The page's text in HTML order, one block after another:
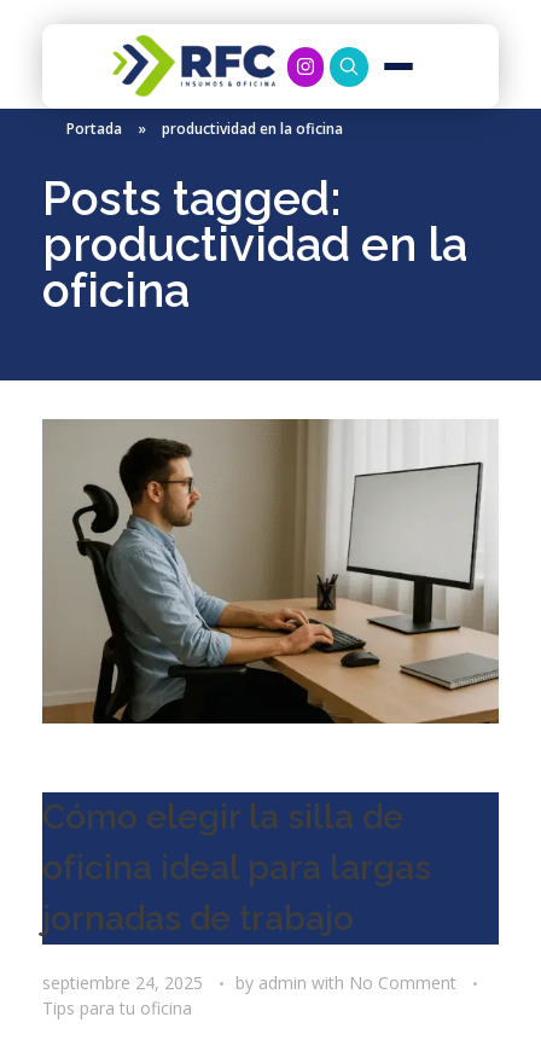
RFC Soluciones
Con 35 años de experiencia, RFC se especializa en muebles de oficina, soluciones tecnológicas y servicio técnico en Río Gallegos. Equipamos espacios de trabajo modernos y eficientes.
Portada » productividad en la oficina
Posts tagged:
productividad en la
oficina
Cómo elegir la silla de
oficina ideal para largas
jornadas de trabajo
septiembre 24, 2025 by admin with No Comment
Tips para tu oficina